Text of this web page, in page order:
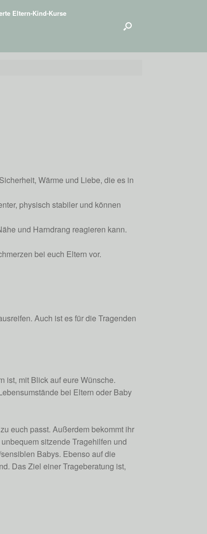
Eltern-Kind-Kurse
Wärme und Liebe, die es in
physisch stabiler und können
und Harndrang reagieren kann.
bei euch Eltern vor.
Auch ist es für die Tragenden
ist, mit Blick auf eure Wünsche.
bei Eltern oder Baby
euch passt. Außerdem bekommt ihr
sitzende Tragehilfen und
Babys. Ebenso auf die
Das Ziel einer Trageberatung ist,